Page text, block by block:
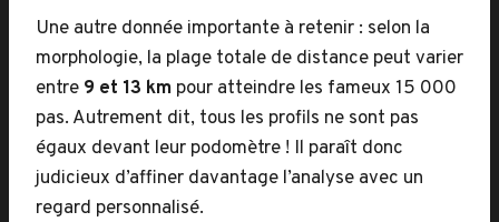
Une autre donnée importante à retenir : selon la
morphologie, la plage totale de distance peut varier
entre 9 et 13 km pour atteindre les fameux 15 000
pas. Autrement dit, tous les profils ne sont pas
égaux devant leur podomètre ! Il paraît donc
judicieux d’affiner davantage l’analyse avec un
regard personnalisé.